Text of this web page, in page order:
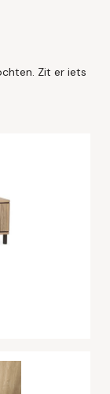
Zit er iets